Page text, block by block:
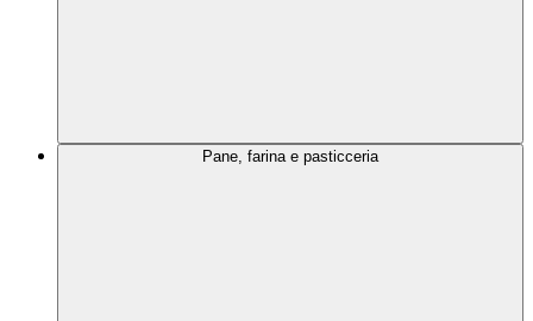
Pane, farina e pasticceria